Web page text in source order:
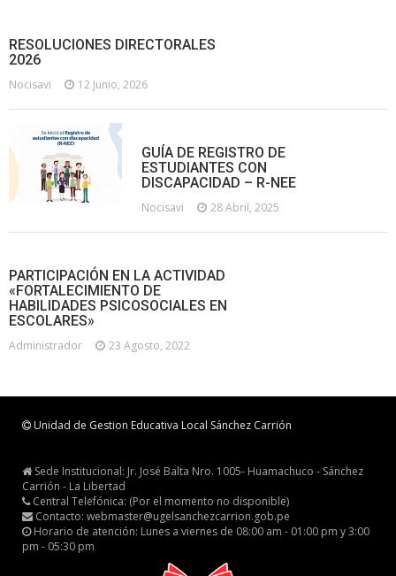
RESOLUCIONES DIRECTORALES
2026
Nocisavi 12 Junio, 2026
GUÍA DE REGISTRO DE
ESTUDIANTES CON
DISCAPACIDAD – R-NEE
Nocisavi 28 Abril, 2025
PARTICIPACIÓN EN LA ACTIVIDAD
«FORTALECIMIENTO DE
HABILIDADES PSICOSOCIALES EN
ESCOLARES»
Administrador 23 Agosto, 2022
Unidad de Gestion Educativa Local Sánchez Carrión
Sede Institucional: Jr. José Balta Nro. 1005- Huamachuco - Sánchez
Carrión - La Libertad
Central Telefónica: (Por el momento no disponible)
Contacto: webmaster@ugelsanchezcarrion.gob.pe
Horario de atención: Lunes a viernes de 08:00 am - 01:00 pm y 3:00
pm - 05:30 pm